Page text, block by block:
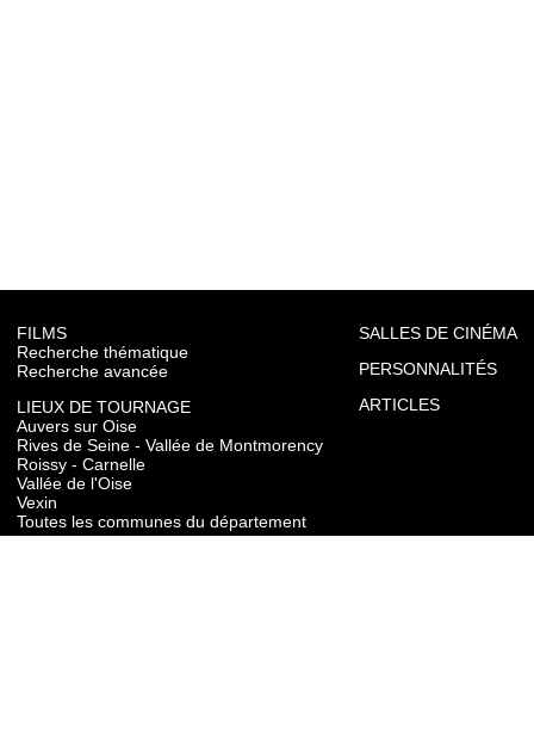
FILMS
Recherche thématique
Recherche avancée
LIEUX DE TOURNAGE
Auvers sur Oise
Rives de Seine - Vallée de Montmorency
Roissy - Carnelle
Vallée de l'Oise
Vexin
Toutes les communes du département
SALLES DE CINÉMA
PERSONNALITÉS
ARTICLES